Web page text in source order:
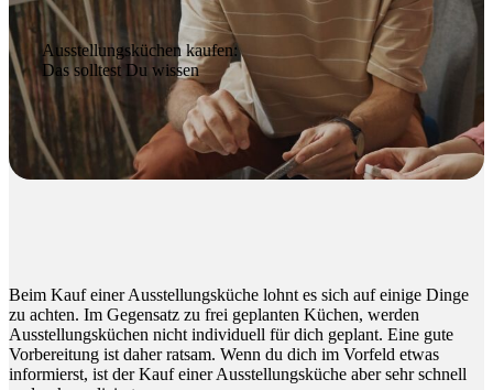
Ausstellungs­küchen kaufen:
Das solltest Du wissen
Beim Kauf einer Ausstellungsküche lohnt es sich auf einige Dinge
zu achten. Im Gegensatz zu frei geplanten Küchen, werden
Ausstellungsküchen nicht individuell für dich geplant. Eine gute
Vorbereitung ist daher ratsam. Wenn du dich im Vorfeld etwas
informierst, ist der Kauf einer Ausstellungsküche aber sehr schnell